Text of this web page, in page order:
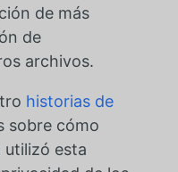
de más
de
archivos.
historias de
sobre cómo
utilizó esta